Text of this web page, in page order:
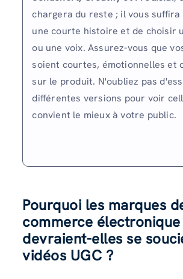
chargera du reste ; il vous
une courte histoire et de choisir
ou une voix. Assurez-vous que
soient courtes, émotionnelles et
sur le produit. N'oubliez pas
différentes versions pour voir
convient le mieux à votre public.
Pourquoi les marques
commerce électronique
devraient-elles se
vidéos UGC ?